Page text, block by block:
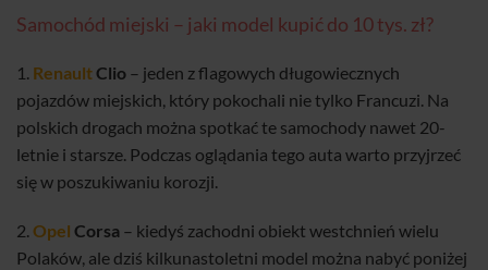
Samochód miejski – jaki model kupić do 10 tys. zł?
1. RenaultClio – jeden z flagowych długowiecznych
pojazdów miejskich, który pokochali nie tylko Francuzi. Na
polskich drogach można spotkać te samochody nawet 20-
letnie i starsze. Podczas oglądania tego auta warto przyjrzeć
się w poszukiwaniu korozji.
2. Opel Corsa – kiedyś zachodni obiekt westchnień wielu
Polaków, ale dziś kilkunastoletni model można nabyć poniżej